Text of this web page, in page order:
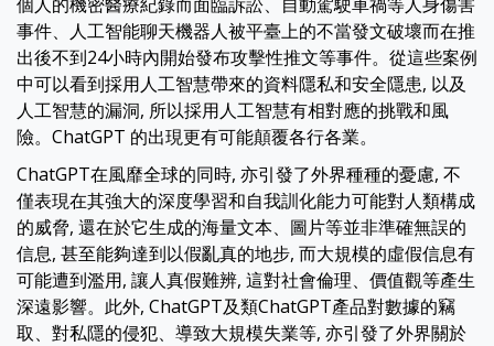
事件、人工智能聊天機器人被平臺上的不當發文破壞而在推
出後不到24小時內開始發布攻擊性推文等事件。從這些案例
中可以看到採用人工智慧帶來的資料隱私和安全隱患, 以及
人工智慧的漏洞, 所以採用人工智慧有相對應的挑戰和風
險。ChatGPT 的出現更有可能顛覆各行各業。
ChatGPT在風靡全球的同時, 亦引發了外界種種的憂慮, 不
僅表現在其強大的深度學習和自我訓化能力可能對人類構成
的威脅, 還在於它生成的海量文本、圖片等並非準確無誤的
信息, 甚至能夠達到以假亂真的地步, 而大規模的虛假信息有
可能遭到濫用, 讓人真假難辨, 這對社會倫理、價值觀等產生
深遠影響。此外, ChatGPT及類ChatGPT產品對數據的竊
取、對私隱的侵犯、導致大規模失業等, 亦引發了外界關於